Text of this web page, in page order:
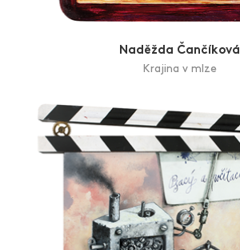
Naděžda Čančíková
Krajina v mlze